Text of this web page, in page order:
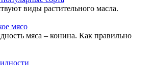
виды растительного масла.
мясо
мяса – конина. Как правильно